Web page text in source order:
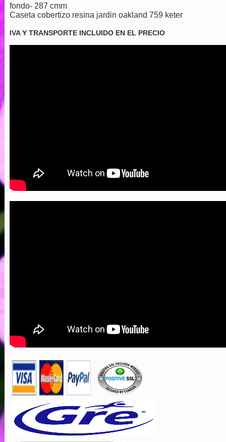
fondo- 287 cmm
Caseta cobertizo resina jardin oakland 759 keter
IVA Y TRANSPORTE INCLUIDO EN EL PRECIO